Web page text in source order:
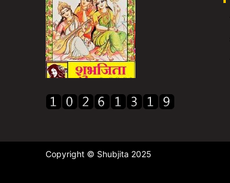
Copyright © Shubjita 2025